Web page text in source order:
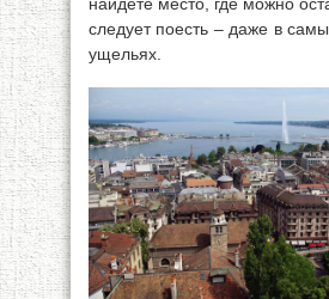
следует поесть – даже в
ущельях.